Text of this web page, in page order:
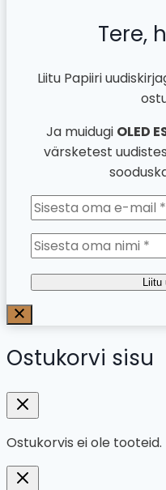
Tere,
Liitu Papiiri
Ja muidugi OLED
värsketest
Liitu
Ostukorvi sisu
Ostukorvis ei ole tooteid.